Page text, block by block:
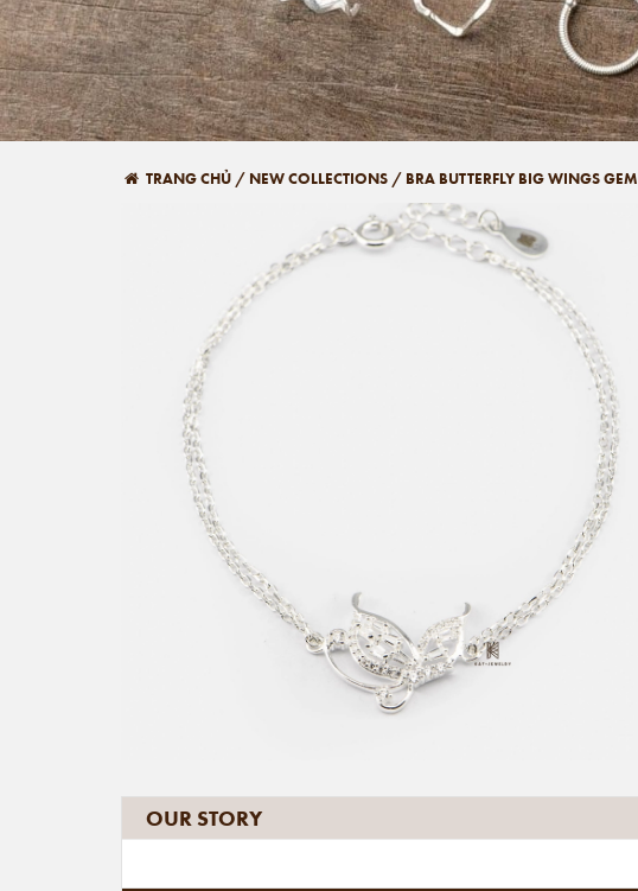
TRANG CHỦ / NEW COLLECTIONS / BRA BUTTERFLY BIG WINGS
OUR STORY